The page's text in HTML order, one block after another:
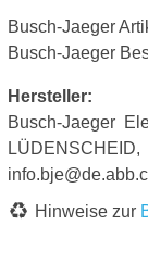
Busch-Jaeger
Busch-Jaeger
Hersteller:
Busch-Jaeger
Hinweise zur